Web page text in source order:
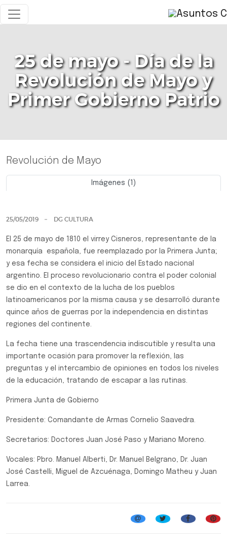
25 de mayo - Día de la
Revolución de Mayo y
Primer Gobierno Patrio
Revolución de Mayo
Imágenes (1)
25/05/2019 DG CULTURA
El 25 de mayo de 1810 el virrey Cisneros, representante de la
monarquía española, fue reemplazado por la Primera Junta;
y esa fecha se considera el inicio del Estado nacional
argentino. El proceso revolucionario contra el poder colonial
se dio en el contexto de la lucha de los pueblos
latinoamericanos por la misma causa y se desarrolló durante
quince años de guerras por la independencia en distintas
regiones del continente.
La fecha tiene una trascendencia indiscutible y resulta una
importante ocasión para promover la reflexión, las
preguntas y el intercambio de opiniones en todos los niveles
de la educación, tratando de escapar a las rutinas.
Primera Junta de Gobierno
Presidente: Comandante de Armas Cornelio Saavedra.
Secretarios: Doctores Juan José Paso y Mariano Moreno.
Vocales: Pbro. Manuel Alberti, Dr. Manuel Belgrano, Dr. Juan
José Castelli, Miguel de Azcuénaga, Domingo Matheu y Juan
Larrea.